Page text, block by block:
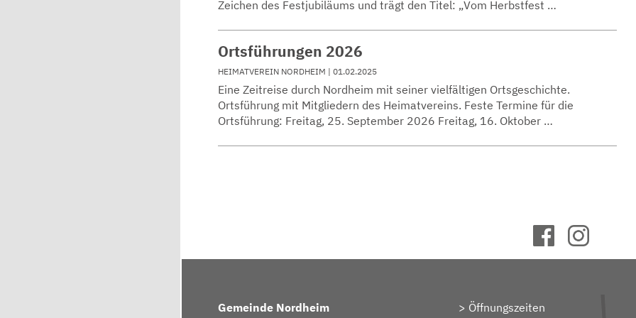
Zeichen des Festjubiläums und trägt den Titel: „Vom Herbstfest …
Ortsführungen 2026
HEIMATVEREIN NORDHEIM | 01.02.2025
Eine Zeitreise durch Nordheim mit seiner vielfältigen Ortsgeschichte.
Ortsführung mit Mitgliedern des Heimatvereins. Feste Termine für die
Ortsführung: Freitag, 25. September 2026 Freitag, 16. Oktober …
Gemeinde Nordheim Öffnungszeiten